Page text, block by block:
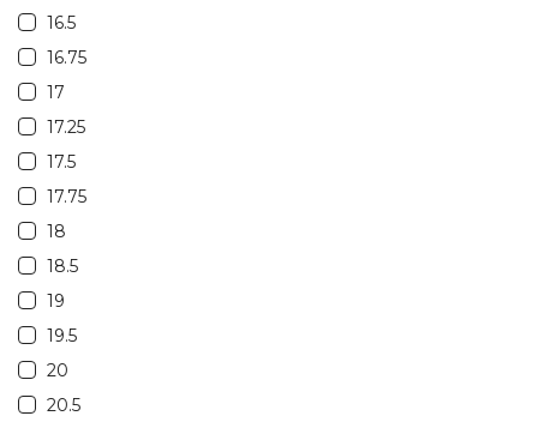
16.5
16.75
17
17.25
17.5
17.75
18
18.5
19
19.5
20
20.5